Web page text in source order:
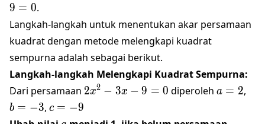
0
9 = 0.
Langkah-langkah untuk menentukan akar persamaan
kuadrat dengan metode melengkapi kuadrat
sempurna adalah sebagai berikut.
Langkah-langkah Melengkapi Kuadrat Sempurna:
Dari persamaan 2x^2
2x2 − 3x − 9 = 0 diperoleh a=2
a = 2,
b = −3, c=-9
c = −9